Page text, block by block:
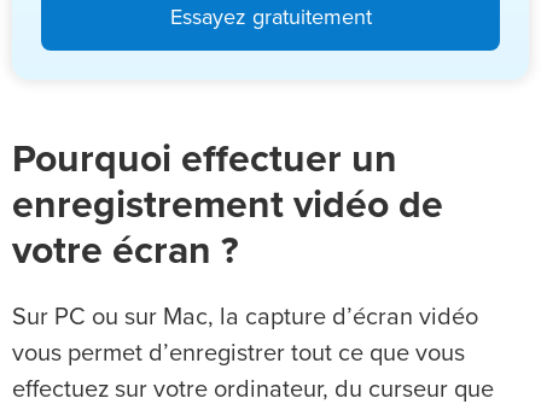
Essayez gratuitement
Pourquoi effectuer un
enregistrement vidéo de
votre écran ?
Sur PC ou sur Mac, la capture d’écran vidéo
vous permet d’enregistrer tout ce que vous
effectuez sur votre ordinateur, du curseur que